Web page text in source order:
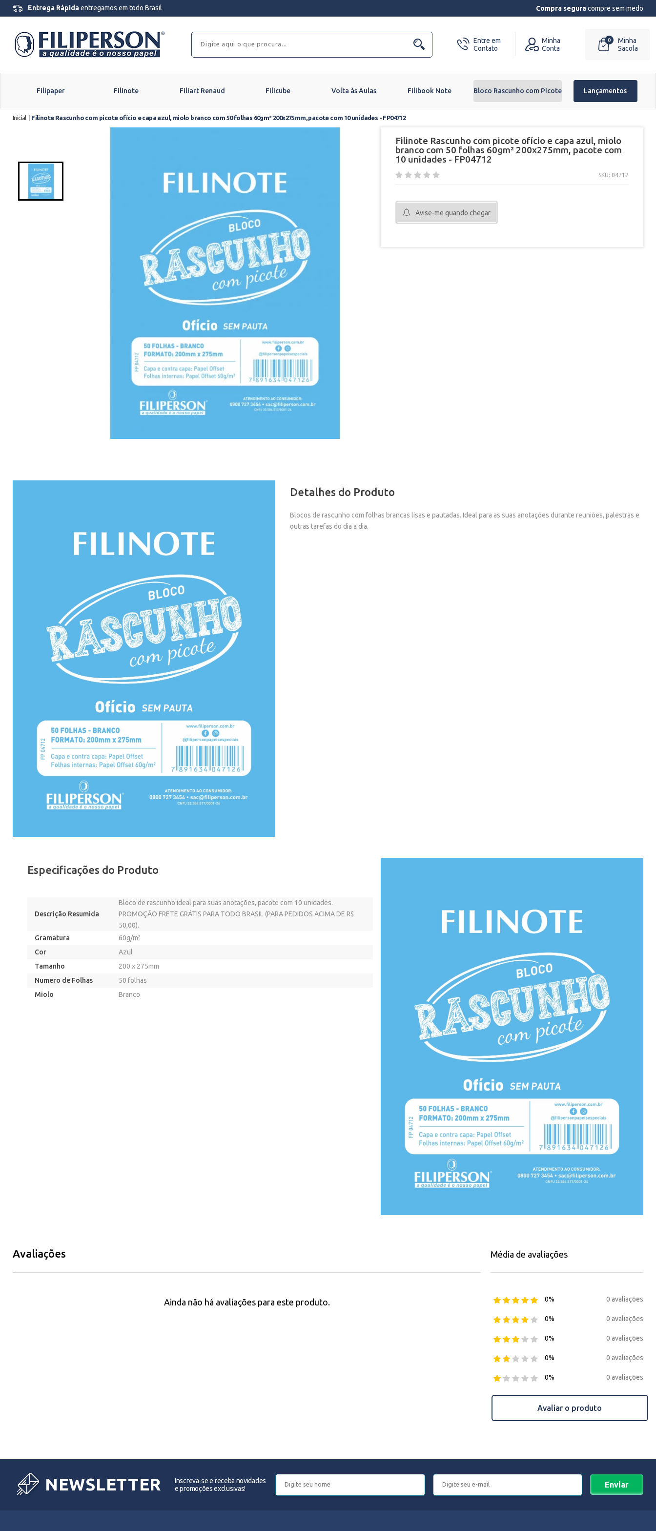
Entrega Rápidaentregamos em todo Brasil Compra seguracompre sem medo
Entre em
Contato
Minha
Conta
0
Minha
Sacola
Filipaper Filinote Filiart Renaud Filicube Volta às Aulas Filibook Note Bloco Rascunho com Picote Lançamentos
Inicial Filinote Rascunho com picote ofício e capa azul, miolo branco com 50 folhas 60gm² 200x275mm, pacote com 10 unidades - FP04712
Filinote Rascunho com picote ofício e capa azul, miolo
branco com 50 folhas 60gm² 200x275mm, pacote com
10 unidades - FP04712
SKU: 04712
Avise-me quando chegar
Detalhes do Produto
Blocos de rascunho com folhas brancas lisas e pautadas. Ideal para as suas anotações durante reuniões, palestras e
outras tarefas do dia a dia.
Especificações do Produto
Descrição Resumida
Bloco de rascunho ideal para suas anotações, pacote com 10 unidades.
PROMOÇÃO FRETE GRÁTIS PARA TODO BRASIL (PARA PEDIDOS ACIMA DE R$
50,00).
Gramatura
60g/m²
Cor
Azul
Tamanho
200 x 275mm
Numero de Folhas
50 folhas
Miolo
Branco
Avaliações
Ainda não há avaliações para este produto.
Média de avaliações
0% 0 avaliações
0% 0 avaliações
0% 0 avaliações
0% 0 avaliações
0% 0 avaliações
Avaliar o produto
NEWSLETTER
Inscreva-se e receba novidades
e promoções exclusivas!
Enviar